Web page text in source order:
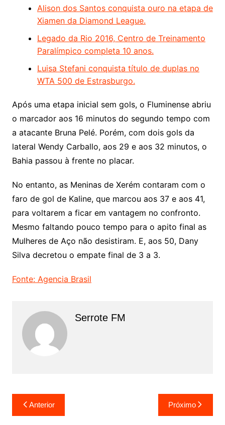
Alison dos Santos conquista ouro na etapa de
Xiamen da Diamond League.
Legado da Rio 2016, Centro de Treinamento
Paralímpico completa 10 anos.
Luisa Stefani conquista título de duplas no
WTA 500 de Estrasburgo.
Após uma etapa inicial sem gols, o Fluminense abriu
o marcador aos 16 minutos do segundo tempo com
a atacante Bruna Pelé. Porém, com dois gols da
lateral Wendy Carballo, aos 29 e aos 32 minutos, o
Bahia passou à frente no placar.
No entanto, as Meninas de Xerém contaram com o
faro de gol de Kaline, que marcou aos 37 e aos 41,
para voltarem a ficar em vantagem no confronto.
Mesmo faltando pouco tempo para o apito final as
Mulheres de Aço não desistiram. E, aos 50, Dany
Silva decretou o empate final de 3 a 3.
Fonte: Agencia Brasil
Serrote FM
Navegação
de
Anterior Próximo